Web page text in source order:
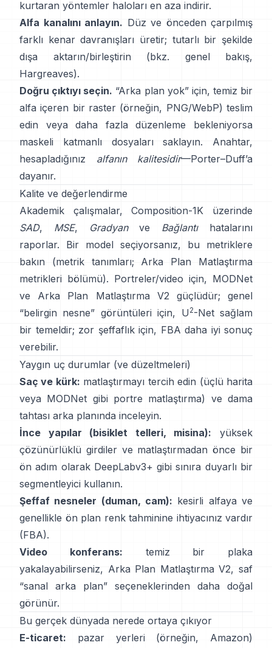
kurtaran yöntemler haloları en aza indirir.
Alfa kanalını anlayın. Düz ve önceden çarpılmış
farklı kenar davranışları üretir; tutarlı bir şekilde
dışa aktarın/birleştirin (bkz.
genel bakış,
Hargreaves).
Doğru çıktıyı seçin. “Arka plan yok” için, temiz bir
alfa içeren bir raster (örneğin, PNG/WebP) teslim
edin veya daha fazla düzenleme bekleniyorsa
maskeli katmanlı dosyaları saklayın. Anahtar,
hesapladığınız alfanın kalitesidir—Porter–Duff’a
dayanır.
Kalite ve değerlendirme
Akademik çalışmalar,Composition-1K üzerinde
SAD, MSE, Gradyanve Bağlantıhatalarını
raporlar. Bir model seçiyorsanız, bu metriklere
bakın
(metrik tanımları;
Arka Plan Matlaştırma
metrikleri bölümü). Portreler/video için, MODNet
ve
Arka Plan Matlaştırma V2güçlüdür; genel
“belirgin nesne” görüntüleri için, U2-Netsağlam
bir temeldir; zor şeffaflık için, FBA daha iyi sonuç
verebilir.
Yaygın uç durumlar (ve düzeltmeleri)
Saç ve kürk: matlaştırmayı tercih edin (üçlü harita
veya MODNet gibi portre matlaştırma) ve dama
tahtası arka planında inceleyin.
İnce yapılar (bisiklet telleri, misina): yüksek
çözünürlüklü girdiler ve matlaştırmadan önce bir
ön adım olarak DeepLabv3+ gibi sınıra duyarlı bir
segmentleyici kullanın.
Şeffaf nesneler (duman, cam): kesirli alfaya ve
genellikle ön plan renk tahminine ihtiyacınız vardır
(FBA).
Video konferans: temiz bir plaka
yakalayabilirseniz, Arka Plan Matlaştırma V2, saf
“sanal arka plan” seçeneklerinden daha doğal
görünür.
Bu gerçek dünyada nerede ortaya çıkıyor
E-ticaret: pazar yerleri (örneğin, Amazon)